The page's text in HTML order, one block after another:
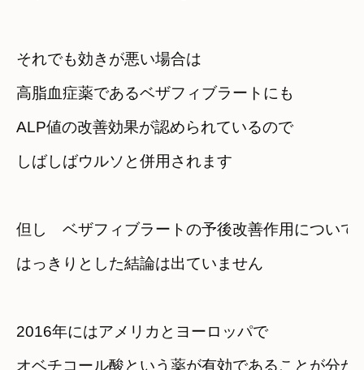
それでも効きが悪い場合は
高脂血症薬であるベザフィブラートにも
ALP値の改善効果が認められているので
しばしばウルソと併用されます
但し　ベザフィブラートの予後改善作用について
はっきりとした結論は出ていません
2016年にはアメリカとヨーロッパで
オベチコール酸という薬が有効であることが分か